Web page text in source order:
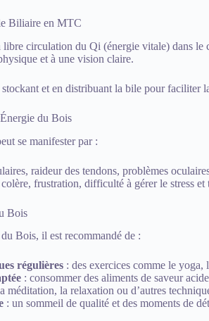
Biliaire en MTC
libre circulation du Qi (énergie vitale) dans
et à une vision claire.
stockant et en distribuant la bile pour faciliter
du Bois
se manifester par :
raideur des tendons, problèmes
frustration, difficulté à gérer le stress
Bois
Bois, il est recommandé de :
régulières : des exercices comme le
: consommer des aliments de saveur
méditation, la relaxation ou d’autres
: un sommeil de qualité et des moments de